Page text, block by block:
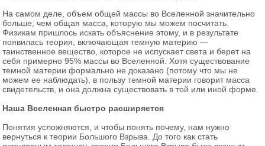
На самом деле, объем общей массы во Вселенной значительно
больше, чем общая масса, которую мы можем посчитать.
Физикам пришлось искать объяснение этому, и в результате
появилась теория, включающая темную материю —
таинственное вещество, которое не испускает света и берет на
себя примерно 95% массы во Вселенной. Хотя существование
темной материи формально не доказано (потому что мы не
можем ее наблюдать), в пользу темной материи говорит масса
свидетельств, и она должна существовать в той или иной форме.
Наша Вселенная быстро расширяется
Понятия усложняются, и чтобы понять почему, нам нужно
вернуться к теории Большого Взрыва. До того как стать